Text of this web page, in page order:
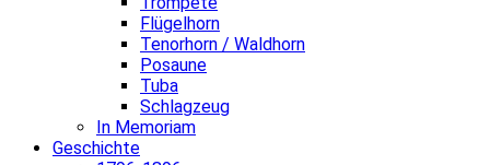
Flügelhorn
Tenorhorn / Waldhorn
Posaune
Tuba
Schlagzeug
In Memoriam
Geschichte